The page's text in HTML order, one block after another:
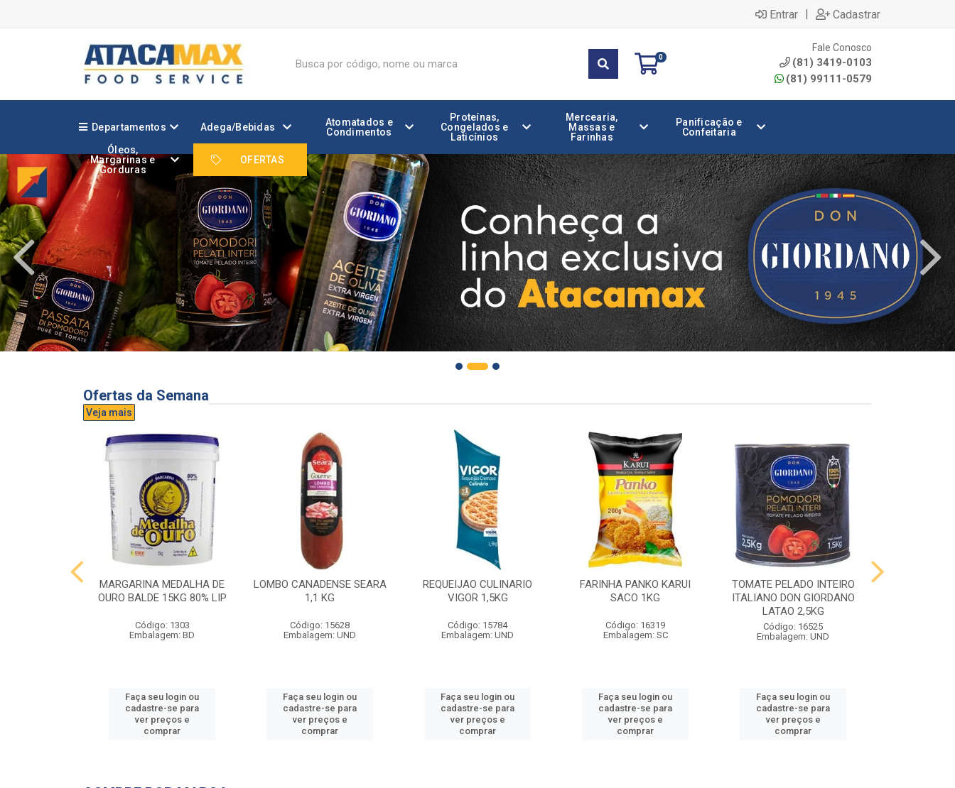
Entrar | Cadastrar
0
Fale Conosco
(81) 3419-0103
(81) 99111-0579
Departamentos Adega/Bebidas
Atomatados e
Condimentos
Proteínas,
Congelados e
Laticínios
Mercearia,
Massas e
Farinhas
Panificação e
Confeitaria
Óleos,
Margarinas e
Gorduras
OFERTAS
Ofertas da Semana
Veja mais
MARGARINA MEDALHA DE
OURO BALDE 15KG 80% LIP
Código: 1303
Embalagem: BD
Faça seu login ou
cadastre-se para
ver preços e
comprar
LOMBO CANADENSE SEARA
1,1 KG
Código: 15628
Embalagem: UND
Faça seu login ou
cadastre-se para
ver preços e
comprar
REQUEIJAO CULINARIO
VIGOR 1,5KG
Código: 15784
Embalagem: UND
Faça seu login ou
cadastre-se para
ver preços e
comprar
FARINHA PANKO KARUI
SACO 1KG
Código: 16319
Embalagem: SC
Faça seu login ou
cadastre-se para
ver preços e
comprar
TOMATE PELADO INTEIRO
ITALIANO DON GIORDANO
LATAO 2,5KG
Código: 16525
Embalagem: UND
Faça seu login ou
cadastre-se para
ver preços e
comprar